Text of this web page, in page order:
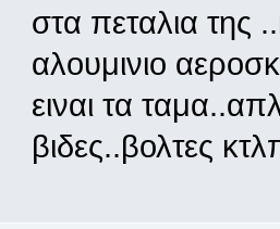
στα πεταλια της
αλουμινιο
ειναι τα
βιδες..βολτες